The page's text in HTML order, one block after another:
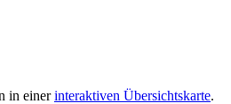
in einerinteraktiven Übersichtskarte.